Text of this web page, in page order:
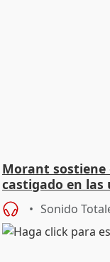
Morant sostiene
castigado en las
cambio"
Sonido